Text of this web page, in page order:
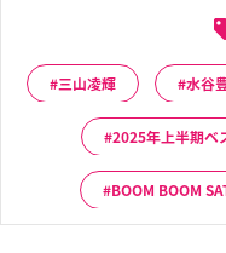
三山凌輝 水谷
2025年上半期ベ
BOOM BOOM